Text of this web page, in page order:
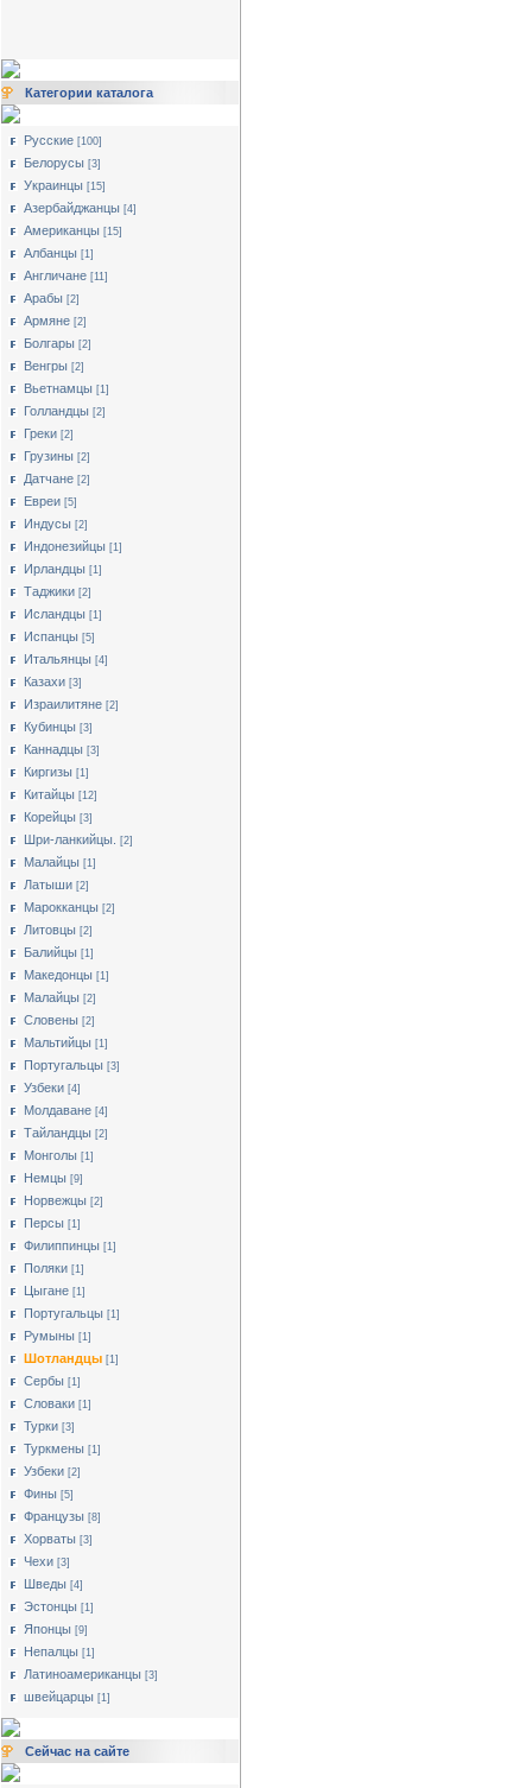
Категории каталога
Русские [100]
Белорусы [3]
Украинцы [15]
Азербайджанцы [4]
Американцы [15]
Албанцы [1]
Англичане [11]
Арабы [2]
Армяне [2]
Болгары [2]
Венгры [2]
Вьетнамцы [1]
Голландцы [2]
Греки [2]
Грузины [2]
Датчане [2]
Евреи [5]
Индусы [2]
Индонезийцы [1]
Ирландцы [1]
Таджики [2]
Исландцы [1]
Испанцы [5]
Итальянцы [4]
Казахи [3]
Израилитяне [2]
Кубинцы [3]
Каннадцы [3]
Киргизы [1]
Китайцы [12]
Корейцы [3]
Шри-ланкийцы. [2]
Малайцы [1]
Латыши [2]
Марокканцы [2]
Литовцы [2]
Балийцы [1]
Македонцы [1]
Малайцы [2]
Словены [2]
Мальтийцы [1]
Португальцы [3]
Узбеки [4]
Молдаване [4]
Тайландцы [2]
Монголы [1]
Немцы [9]
Норвежцы [2]
Персы [1]
Филиппинцы [1]
Поляки [1]
Цыгане [1]
Португальцы [1]
Румыны [1]
Шотландцы [1]
Сербы [1]
Словаки [1]
Турки [3]
Туркмены [1]
Узбеки [2]
Фины [5]
Французы [8]
Хорваты [3]
Чехи [3]
Шведы [4]
Эстонцы [1]
Японцы [9]
Непалцы [1]
Латиноамериканцы [3]
швейцарцы [1]
Сейчас на сайте